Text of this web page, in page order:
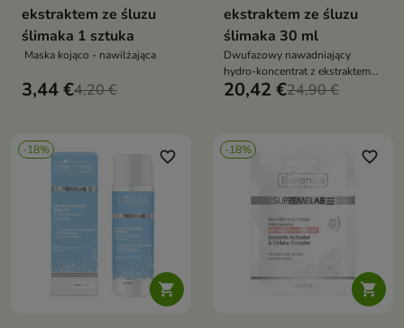
ekstraktem ze śluzu
ślimaka 1 sztuka
Maska kojąco - nawilżająca
3,44 €4,20 €
ekstraktem ze śluzu
ślimaka 30 ml
Dwufazowy nawadniający
hydro-koncentrat z ekstraktem
ze śluzu ślimaka
20,42 €24,90 €
-18%

favorite_border -18%

favorite_border